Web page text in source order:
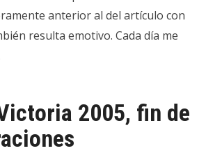
anterior al del artículo con
resulta emotivo. Cada día me
2005, fin de